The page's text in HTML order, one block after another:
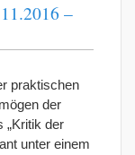
–
praktischen
der
„Kritik der
unter einem